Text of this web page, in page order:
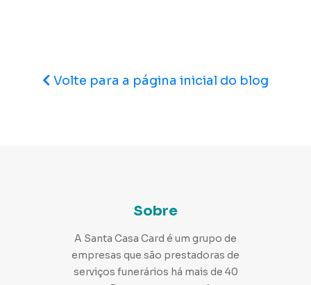
Curiosidades: conheça a origem do velório!
conhecer o que originou essa prática? Visite o blog da
Volte para a página inicial do blog
Sobre
A Santa Casa Card é um grupo de
empresas que são prestadoras de
serviços funerários há mais de 40